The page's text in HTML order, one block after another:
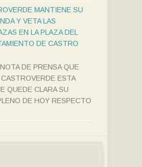
MANTIENE SU
Y VETA LAS
EN LA PLAZA DEL
DE CASTRO
DE PRENSA QUE
ESTA
QUEDE CLARA SU
DE HOY RESPECTO